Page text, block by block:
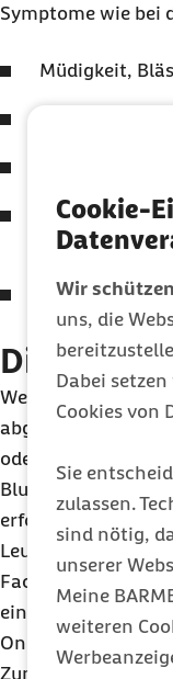
Cookie-
Wir
uns, die
Dabei setzen
Cookies von
Sie
zulassen.
sind nötig,
unserer
Meine
weiteren
Symptome wie bei
Müdigkeit,
Druck- und
im Oberbauch
Diagnose
Wer sich nicht
abgeschlagen ist,
oder zum Hausarzt.
Blutuntersuchung
erfolgen. Bestätigt
Leukämie, geht es
Facharzt,
einer
Onkologie.
Zunächst stehen